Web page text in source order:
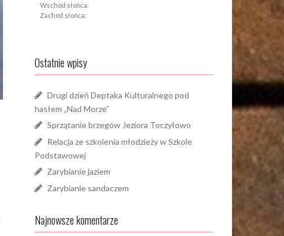
Wschód słońca:
Zachód słońca:
Ostatnie wpisy
Drugi dzień Deptaka Kulturalnego pod
hasłem „Nad Morze”
Sprzątanie brzegów Jeziora Toczyłowo
Relacja ze szkolenia młodzieży w Szkole
Podstawowej
Zarybianie jaziem
Zarybianie sandaczem
Najnowsze komentarze